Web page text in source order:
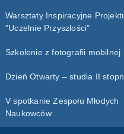
Warsztaty Inspiracyjne
"Uczelnie Przyszłości"
Szkolenie z fotografii mobilnej
Dzień Otwarty – studia II
V spotkanie Zespołu Młodych
Naukowców